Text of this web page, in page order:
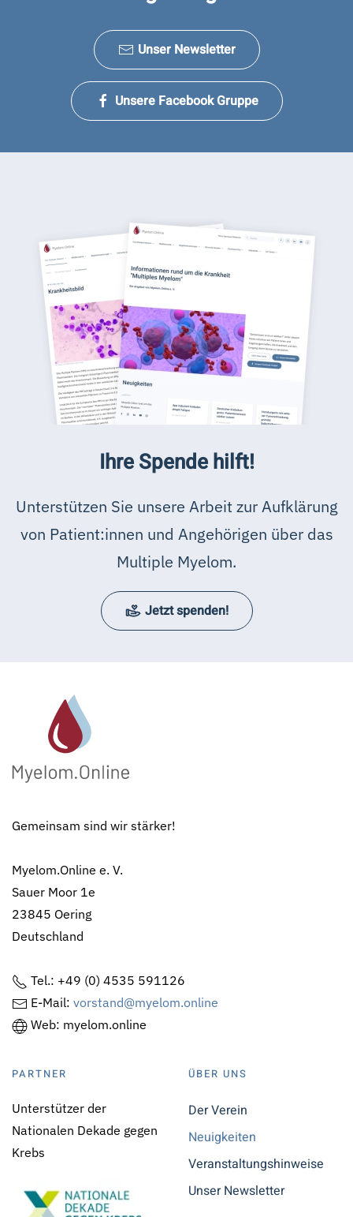
Unser Newsletter
Unsere Facebook Gruppe
Ihre Spende hilft!
Unterstützen Sie unsere Arbeit zur Aufklärung
von Patient:innen und Angehörigen über das
Multiple Myelom.
Jetzt spenden!
Gemeinsam sind wir stärker!
Myelom.Online e. V.
Sauer Moor 1e
23845 Oering
Deutschland
Tel.: +49 (0) 4535 591126
E-Mail: vorstand@myelom.online
Web: myelom.online
PARTNER
Unterstützer der
Nationalen Dekade gegen
Krebs
ÜBER UNS
Der Verein
Neuigkeiten
Veranstaltungshinweise
Unser Newsletter